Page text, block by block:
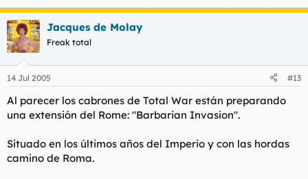
Jacques de Molay
Freak total
14 Jul 2005 #13
Al parecer los cabrones de Total War están preparando
una extensión del Rome: "Barbarian Invasion".
Situado en los últimos años del Imperio y con las hordas
camino de Roma.